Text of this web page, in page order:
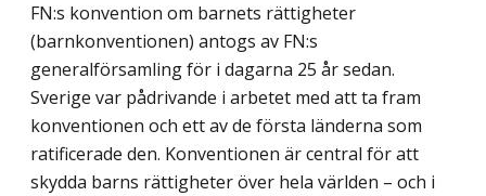
FN:s konvention om barnets rättigheter
(barnkonventionen) antogs av FN:s
generalförsamling för i dagarna 25 år sedan.
Sverige var pådrivande i arbetet med att ta fram
konventionen och ett av de första länderna som
ratificerade den. Konventionen är central för att
skydda barns rättigheter över hela världen – och i